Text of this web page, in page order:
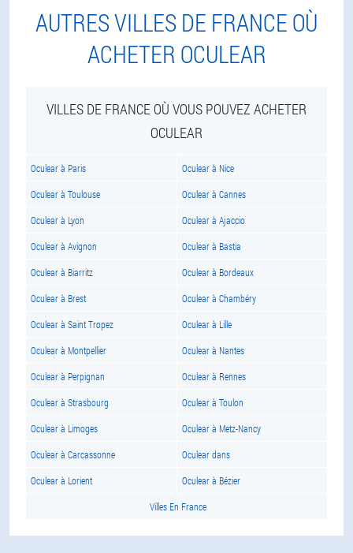
AUTRES VILLES DE FRANCE OÙ
ACHETER OCULEAR
VILLES DE FRANCE OÙ VOUS POUVEZ ACHETER
OCULEAR
Oculear à Paris Oculear à Nice
Oculear à Toulouse Oculear à Cannes
Oculear à Lyon Oculear à Ajaccio
Oculear à Avignon Oculear à Bastia
Oculear à Biarritz Oculear à Bordeaux
Oculear à Brest Oculear à Chambéry
Oculear à Saint Tropez Oculear à Lille
Oculear à Montpellier Oculear à Nantes
Oculear à Perpignan Oculear à Rennes
Oculear à Strasbourg Oculear à Toulon
Oculear à Limoges Oculear à Metz-Nancy
Oculear à Carcassonne Oculear dans
Oculear à Lorient Oculear à Bézier
Villes En France